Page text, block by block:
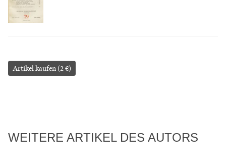
Artikel kaufen (2 €)
WEITERE ARTIKEL DES AUTORS